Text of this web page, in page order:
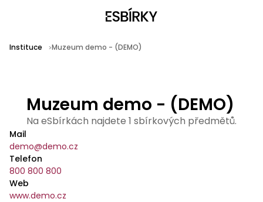
Instituce Muzeum demo - (DEMO)
Muzeum demo - (DEMO)
Na eSbírkách najdete 1 sbírkových předmětů.
Mail
demo@demo.cz
Telefon
800 800 800
Web
www.demo.cz